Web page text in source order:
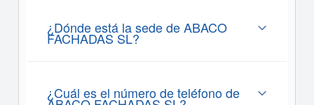
¿Dónde está la sede de ABACO
FACHADAS SL?
¿Cuál es el número de teléfono de